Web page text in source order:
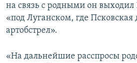
на связь с родными он выходил
«под Луганском, где Псковская
артобстрел».
«На дальнейшие расспросы